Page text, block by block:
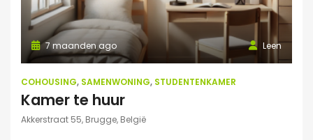
Leen
7 maanden ago
COHOUSING, SAMENWONING, STUDENTENKAMER
Kamer te huur
Akkerstraat 55, Brugge, België